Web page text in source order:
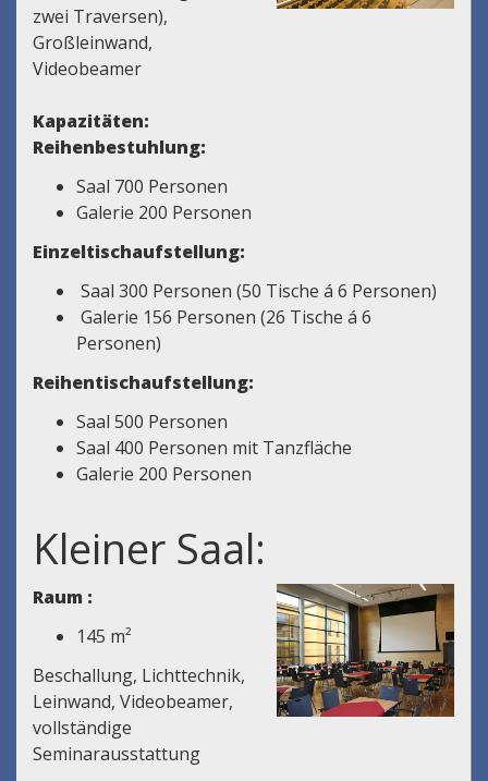
zwei Traversen),
Großleinwand,
Videobeamer
Kapazitäten:
Reihenbestuhlung:
Saal 700 Personen
Galerie 200 Personen
Einzeltischaufstellung:
Saal 300 Personen (50 Tische á 6 Personen)
Galerie 156 Personen (26 Tische á 6
Personen)
Reihentischaufstellung:
Saal 500 Personen
Saal 400 Personen mit Tanzfläche
Galerie 200 Personen
Kleiner Saal:
Raum :
145 m²
Beschallung, Lichttechnik,
Leinwand, Videobeamer,
vollständige
Seminarausstattung